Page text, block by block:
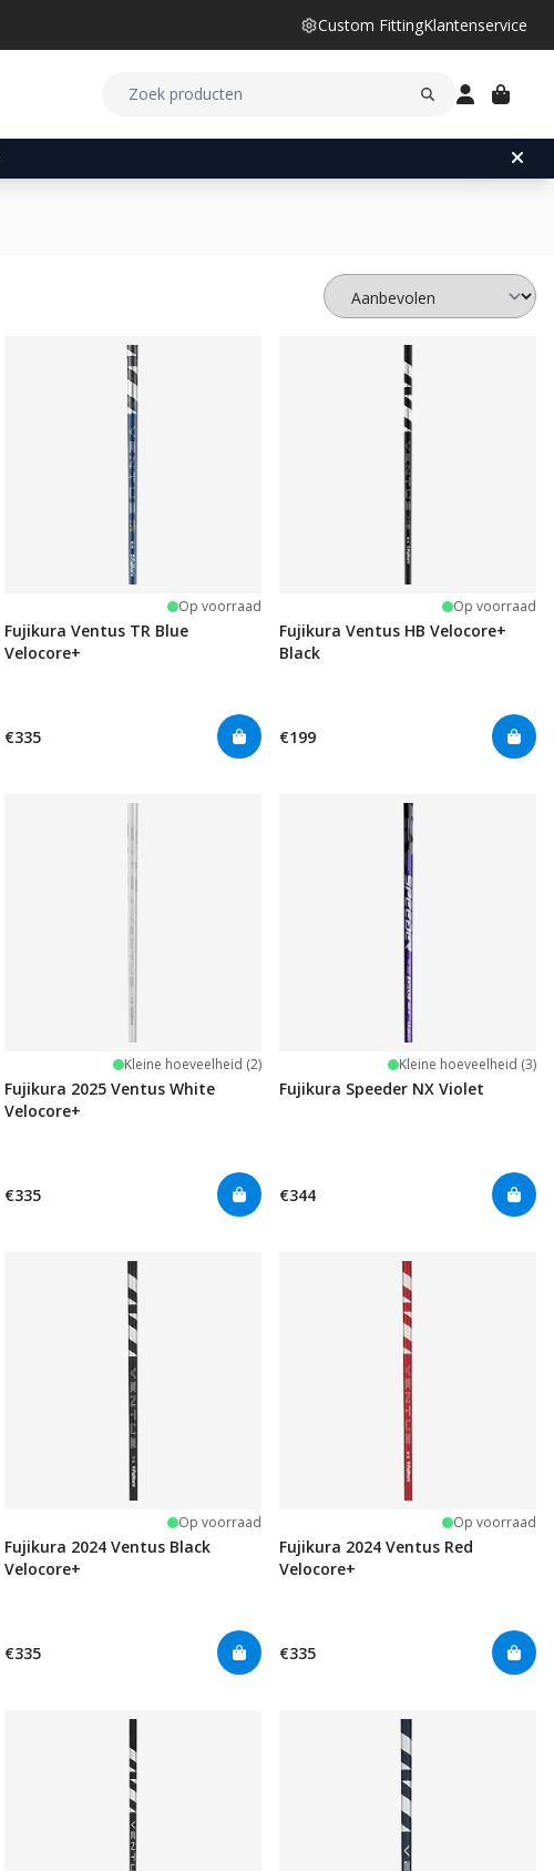
Custom FittingKlantenservice
Op voorraad
Fujikura Ventus TR Blue
Velocore+
€335
Op voorraad
Fujikura Ventus HB Velocore+
Black
€199
Kleine hoeveelheid (2)
Fujikura 2025 Ventus White
Velocore+
€335
Kleine hoeveelheid (3)
Fujikura Speeder NX Violet
€344
Op voorraad
Fujikura 2024 Ventus Black
Velocore+
€335
Op voorraad
Fujikura 2024 Ventus Red
Velocore+
€335